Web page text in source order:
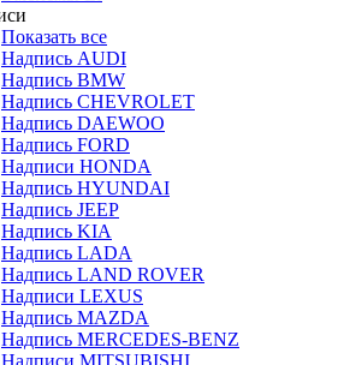
Показать все
Надпись AUDI
Надпись BMW
Надпись CHEVROLET
Надпись DAEWOO
Надпись FORD
Надписи HONDA
Надпись HYUNDAI
Надпись JEEP
Надпись KIA
Надпись LADA
Надпись LAND ROVER
Надписи LEXUS
Надпись MAZDA
Надпись MERCEDES-BENZ